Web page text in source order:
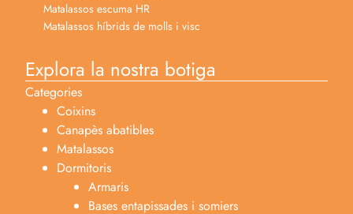
Matalassos escuma HR
Matalassos híbrids de molls i visc
Explora la nostra botiga
Categories
Coixins
Canapès abatibles
Matalassos
Dormitoris
Armaris
Bases entapissades i somiers